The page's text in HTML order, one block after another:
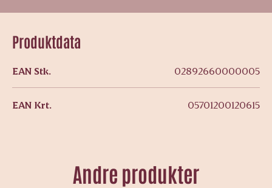
Produktdata
EAN Stk. 02892660000005
EAN Krt. 05701200120615
Andre produkter